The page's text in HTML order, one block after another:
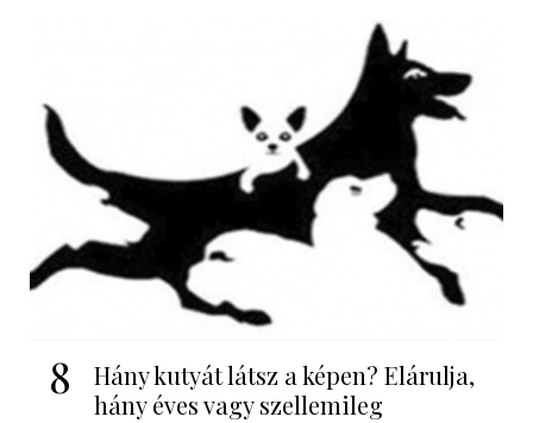
8
Hány kutyát látsz a képen? Elárulja,
hány éves vagy szellemileg